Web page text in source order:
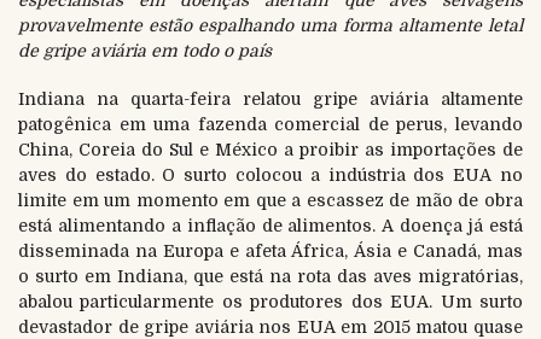
provavelmente estão espalhando uma forma altamente letal
de gripe aviária em todo o país
Indiana na quarta-feira relatou gripe aviária altamente
patogênica em uma fazenda comercial de perus, levando
China, Coreia do Sul e México a proibir as importações de
aves do estado. O surto colocou a indústria dos EUA no
limite em um momento em que a escassez de mão de obra
está alimentando a inflação de alimentos. A doença já está
disseminada na Europa e afeta África, Ásia e Canadá, mas
o surto em Indiana, que está na rota das aves migratórias,
abalou particularmente os produtores dos EUA. Um surto
devastador de gripe aviária nos EUA em 2015 matou quase